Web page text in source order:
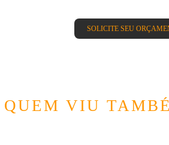
SOLICITE SEU
QUEM VIU